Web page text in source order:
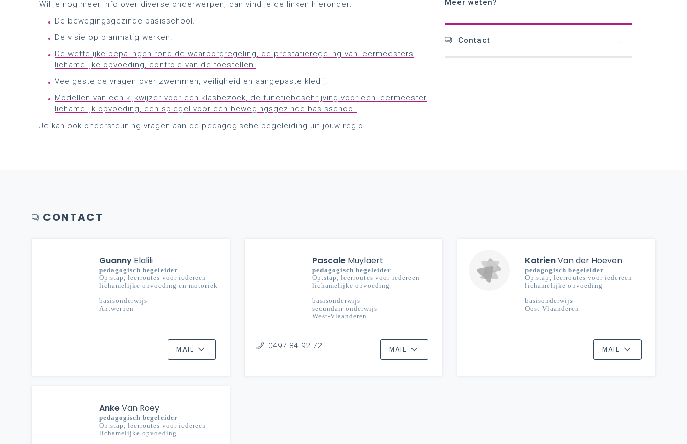
Meer weten?
Contact
Wil je nog meer info over diverse onderwerpen, dan vind je de linken hieronder:
De bewegingsgezinde basisschool.
De visie op planmatig werken.
De wettelijke bepalingen rond de waarborgregeling, de prestatieregeling van leermeesters
lichamelijke opvoeding, controle van de toestellen.
Veelgestelde vragen over zwemmen, veiligheid en aangepaste kledij.
Modellen van een kijkwijzer voor een klasbezoek, de functiebeschrijving voor een leermeester
lichamelijk opvoeding, een spiegel voor een bewegingsgezinde basisschool.
Je kan ook ondersteuning vragen aan de pedagogische begeleiding uit jouw regio.
CONTACT
Guanny Elalili
pedagogisch begeleider
Op.stap, leerroutes voor iedereen
lichamelijke opvoeding en motoriek
basisonderwijs
Antwerpen
MAIL
PascaleMuylaert
pedagogisch begeleider
Op.stap, leerroutes voor iedereen
lichamelijke opvoeding
basisonderwijs
secundair onderwijs
West-Vlaanderen
0497 84 92 72 MAIL
KatrienVan der Hoeven
pedagogisch begeleider
Op.stap, leerroutes voor iedereen
lichamelijke opvoeding
basisonderwijs
Oost-Vlaanderen
MAIL
AnkeVan Roey
pedagogisch begeleider
Op.stap, leerroutes voor iedereen
lichamelijke opvoeding